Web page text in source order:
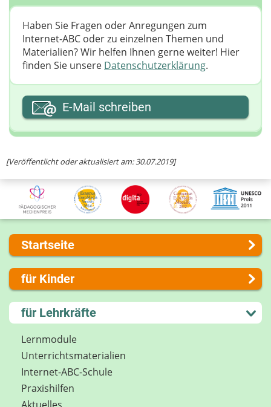
[Veröffentlicht oder aktualisiert am: 30.07.2019]
Haben Sie Fragen oder Anregungen zum
Internet-ABC oder zu einzelnen Themen und
Materialien? Wir helfen Ihnen gerne weiter! ​Hier
finden Sie unsere Datenschutzerklärung.
Ihre E-Mail-Adresse
E-Mail schreiben
Startseite
Über uns
Presse
Kontakt
Impressum
Internet-ABC Sitemap
Barrierefreiheit
Länderprojekte
für Kinder
Lernen und Schule
Hobby und Freizeit
Spiel und Spaß
Mitreden und Mitmachen
Lexikon
Datenschutz
Newsletter
für Lehrkräfte
Lernmodule
Unterrichts­materialien
Internet-ABC-Schule
Praxishilfen